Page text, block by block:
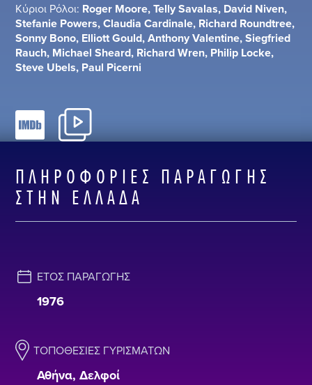
Κύριοι Ρόλοι: Roger Moore, Telly Savalas, David Niven,
Stefanie Powers, Claudia Cardinale, Richard Roundtree,
Sonny Bono, Elliott Gould, Anthony Valentine, Siegfried
Rauch, Michael Sheard, Richard Wren, Philip Locke,
Steve Ubels, Paul Picerni
ΠΛΗΡΟΦΟΡΊΕΣ ΠΑΡΑΓΩΓΉΣ
ΣΤΗΝ ΕΛΛΆΔΑ
ΈΤΟΣ ΠΑΡΑΓΩΓΉΣ
1976
ΤΟΠΟΘΕΣΊΕΣ ΓΥΡΙΣΜΆΤΩΝ
Αθήνα, Δελφοί